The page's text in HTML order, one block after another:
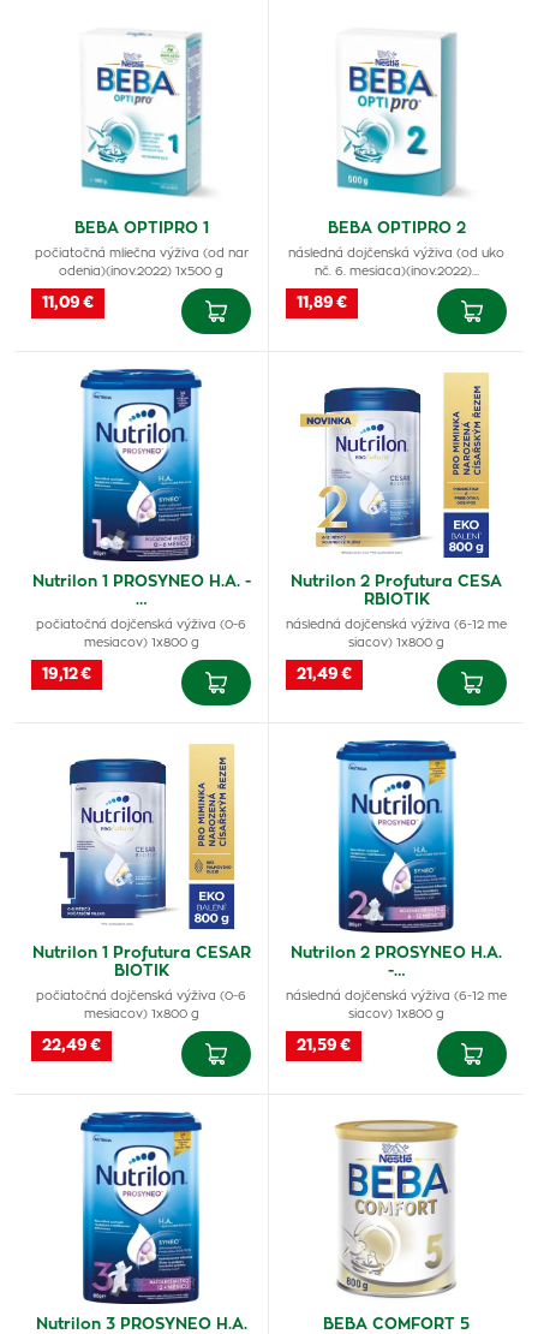
BEBA OPTIPRO 1
počiatočná mliečna výživa (od nar
odenia)(inov.2022) 1x500 g
11,09 €
BEBA OPTIPRO 2
následná dojčenská výživa (od uko
nč. 6. mesiaca)(inov.2022)…
11,89 €
Nutrilon 1 PROSYNEO H.A. -
…
počiatočná dojčenská výživa (0-6
mesiacov) 1x800 g
19,12 €
Nutrilon 2 Profutura CESA
RBIOTIK
následná dojčenská výživa (6-12 me
siacov) 1x800 g
21,49 €
Nutrilon 1 Profutura CESAR
BIOTIK
počiatočná dojčenská výživa (0-6
mesiacov) 1x800 g
22,49 €
Nutrilon 2 PROSYNEO H.A.
-…
následná dojčenská výživa (6-12 me
siacov) 1x800 g
21,59 €
Nutrilon 3 PROSYNEO H.A.
BEBA COMFORT 5